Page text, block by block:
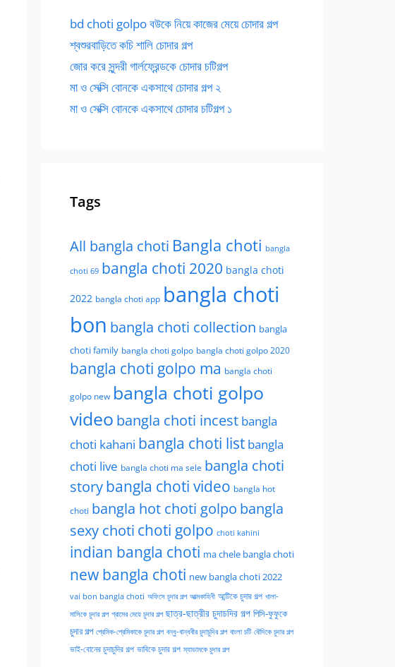
bd choti golpo বউকে নিয়ে কাজের মেয়ে চোদার গল্প
শ্বশুরবাড়িতে কচি শালি চোদার গল্প
জোর করে সুন্দরী গার্লফ্রেন্ডকে চোদার চটিগল্প
মা ও সেক্সি বোনকে একসাথে চোদার গল্প ২
মা ও সেক্সি বোনকে একসাথে চোদার চটিগল্প ১
Tags
All bangla choti Bangla choti bangla
choti 69 bangla choti 2020 bangla choti
2022 bangla choti app bangla choti
bon bangla choti collection bangla
choti family bangla choti golpo bangla choti golpo 2020
bangla choti golpo ma bangla choti
golpo new bangla choti golpo
video bangla choti incest bangla
choti kahani bangla choti list bangla
choti live bangla choti ma sele bangla choti
storybangla choti video bangla hot
choti bangla hot choti golpo bangla
sexy choti choti golpo choti kahini
indian bangla choti ma chele bangla choti
new bangla choti new bangla choti 2022
vai bon bangla choti অফিসে চুদার গল্প আত্মকাহিনী আন্টিকে চুদার গল্প খালা-
মাসিকে চুদার গল্প গ্রামের মেয়ে চুদার গল্প ছাত্র-ছাত্রীর চুদাচদির গল্প পিসি-ফুফুকে
চুদার গল্প প্রেমিক-প্রেমিকাকে চুদার গল্প বন্ধু-বান্ধবীর চুদাচুদির গল্প বাংলা চটি বৌদিকে চুদার গল্প
ভাই-বোনের চুদাচুদির গল্প ভাবিকে চুদার গল্প ম্যাডামকে চুদার গল্প